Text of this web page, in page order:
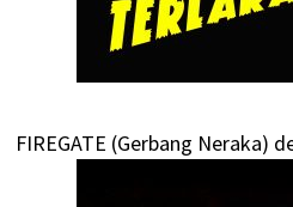
FIREGATE (Gerbang Neraka)